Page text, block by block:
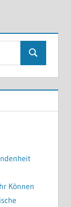
Suchen
Können